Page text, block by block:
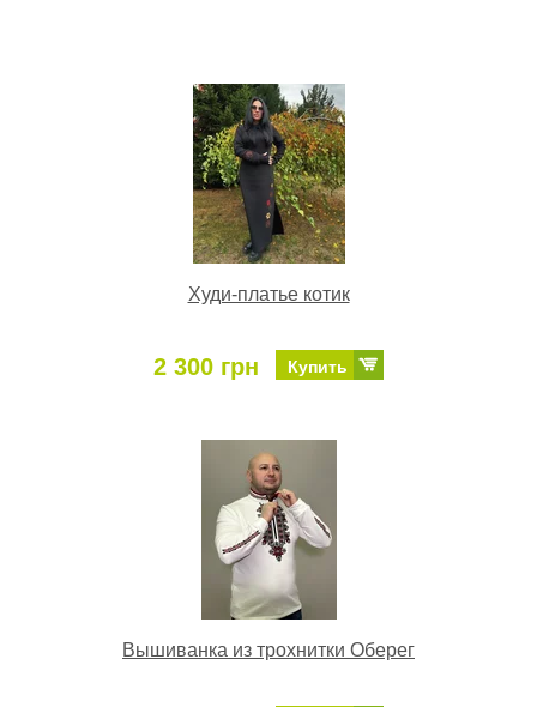
Худи-платье котик
2 300 грн Купить
Вышиванка из трохнитки Оберег